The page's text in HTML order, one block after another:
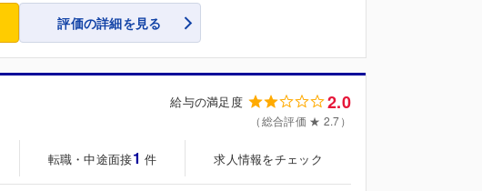
評価の詳細を見る
給与の満足度 2.0
（総合評価 ★ 2.7）
転職・中途面接1 件 求人情報をチェック